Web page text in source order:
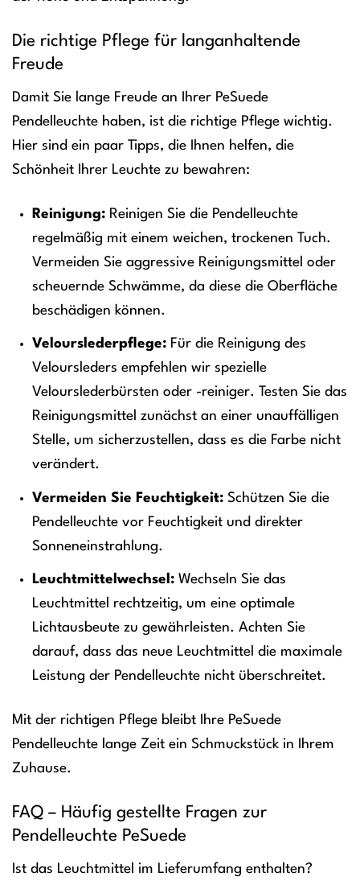
Die richtige Pflege für langanhaltende
Freude
Damit Sie lange Freude an Ihrer PeSuede
Pendelleuchte haben, ist die richtige Pflege wichtig.
Hier sind ein paar Tipps, die Ihnen helfen, die
Schönheit Ihrer Leuchte zu bewahren:
Reinigung:Reinigen Sie die Pendelleuchte
regelmäßig mit einem weichen, trockenen Tuch.
Vermeiden Sie aggressive Reinigungsmittel oder
scheuernde Schwämme, da diese die Oberfläche
beschädigen können.
Velourslederpflege:Für die Reinigung des
Veloursleders empfehlen wir spezielle
Velourslederbürsten oder -reiniger. Testen Sie das
Reinigungsmittel zunächst an einer unauffälligen
Stelle, um sicherzustellen, dass es die Farbe nicht
verändert.
Vermeiden Sie Feuchtigkeit:Schützen Sie die
Pendelleuchte vor Feuchtigkeit und direkter
Sonneneinstrahlung.
Leuchtmittelwechsel:Wechseln Sie das
Leuchtmittel rechtzeitig, um eine optimale
Lichtausbeute zu gewährleisten. Achten Sie
darauf, dass das neue Leuchtmittel die maximale
Leistung der Pendelleuchte nicht überschreitet.
Mit der richtigen Pflege bleibt Ihre PeSuede
Pendelleuchte lange Zeit ein Schmuckstück in Ihrem
Zuhause.
FAQ – Häufig gestellte Fragen zur
Pendelleuchte PeSuede
Ist das Leuchtmittel im Lieferumfang enthalten?